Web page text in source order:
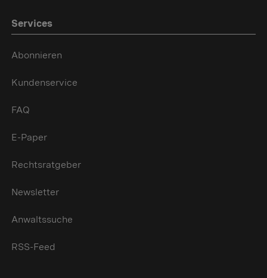
Services
Abonnieren
Kundenservice
FAQ
E-Paper
Rechtsratgeber
Newsletter
Anwaltssuche
RSS-Feed